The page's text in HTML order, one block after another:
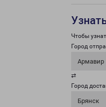
Чтобы
Город
Армавир
⇄
Город
Брянск